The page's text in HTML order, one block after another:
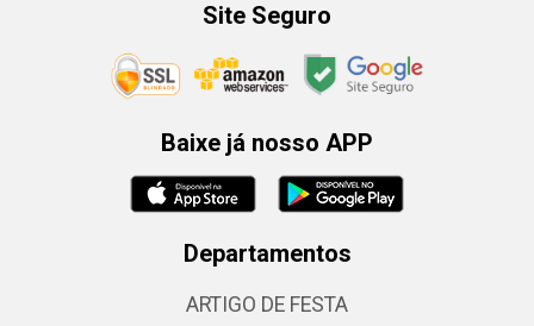
Site Seguro
Baixe já nosso APP
Departamentos
ARTIGO DE FESTA